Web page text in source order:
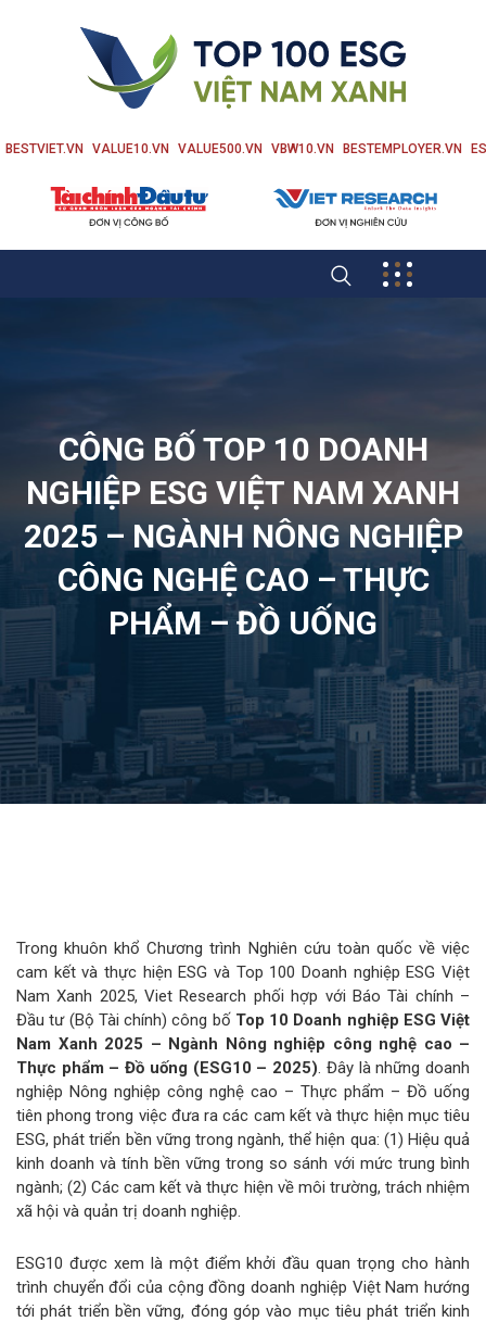
BESTVIET.VN VALUE10.VN VALUE500.VN VBW10.VN BESTEMPLOYER.VN
CÔNG BỐ TOP 10 DOANH
NGHIỆP ESG VIỆT NAM XANH
2025 – NGÀNH NÔNG NGHIỆP
CÔNG NGHỆ CAO – THỰC
PHẨM – ĐỒ UỐNG
Trong khuôn khổ Chương trình Nghiên cứu toàn quốc về việc
cam kết và thực hiện ESG và Top 100 Doanh nghiệp ESG Việt
Nam Xanh 2025, Viet Research phối hợp với Báo Tài chính –
Đầu tư (Bộ Tài chính) công bố Top 10 Doanh nghiệp ESG Việt
Nam Xanh 2025 – Ngành Nông nghiệp công nghệ cao –
Thực phẩm – Đồ uống (ESG10 – 2025). Đây là những doanh
nghiệp Nông nghiệp công nghệ cao – Thực phẩm – Đồ uống
tiên phong trong việc đưa ra các cam kết và thực hiện mục tiêu
ESG, phát triển bền vững trong ngành, thể hiện qua: (1) Hiệu quả
kinh doanh và tính bền vững trong so sánh với mức trung bình
ngành; (2) Các cam kết và thực hiện về môi trường, trách nhiệm
xã hội và quản trị doanh nghiệp.
ESG10 được xem là một điểm khởi đầu quan trọng cho hành
trình chuyển đổi của cộng đồng doanh nghiệp Việt Nam hướng
tới phát triển bền vững, đóng góp vào mục tiêu phát triển kinh